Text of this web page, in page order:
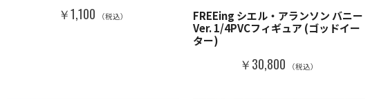
￥1,100 （税込）
FREEing シエル・アランソン バニー
Ver. 1/4PVCフィギュア (ゴッドイー
ター)
￥30,800 （税込）